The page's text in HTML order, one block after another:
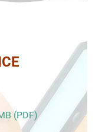
(PDF)